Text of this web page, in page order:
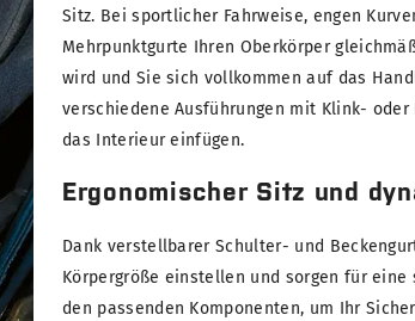
Sitz. Bei sportlicher Fahrweise, engen
Mehrpunktgurte Ihren Oberkörper
wird und Sie sich vollkommen auf das
verschiedene Ausführungen mit Klink-
das Interieur einfügen.
Ergonomischer Sitz und
Dank verstellbarer Schulter- und
Körpergröße einstellen und sorgen für
den passenden Komponenten, um Ihr